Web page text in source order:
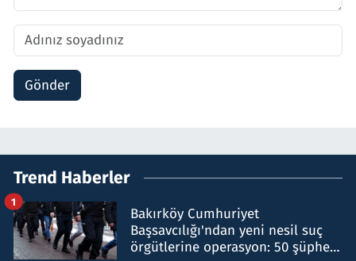
Gönder
Trend Haberler
Bakırköy Cumhuriyet
Başsavcılığı'ndan yeni nesil suç
örgütlerine operasyon: 50 şüpheli
1